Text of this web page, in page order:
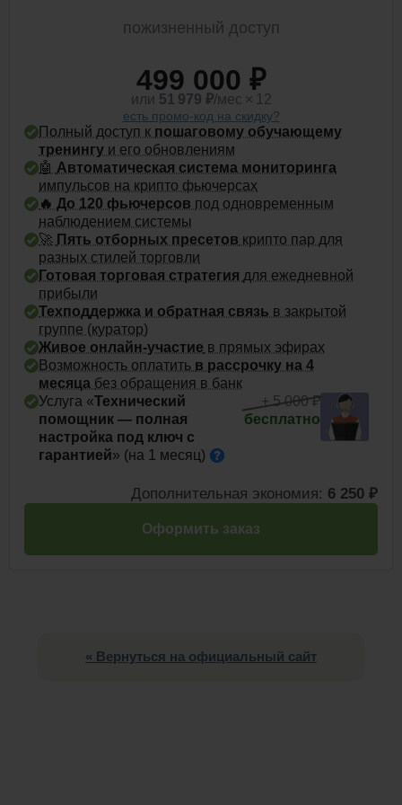
пожизненный доступ
499 000 ₽
или 51 979 ₽/мес × 12
есть промо-код на скидку?
Полный доступ к пошаговому обучающему
тренингу и его обновлениям
🤖 Автоматическая система мониторинга
импульсов на крипто фьючерсах
🔥 До 120 фьючерсов под одновременным
наблюдением системы
🚀 Пять отборных пресетов крипто пар для
разных стилей торговли
Готовая торговая стратегия для ежедневной
прибыли
Техподдержка и обратная связь в закрытой
группе (куратор)
Живое онлайн-участие в прямых эфирах
Возможность оплатить в рассрочку на 4
месяца без обращения в банк
Услуга «Технический
помощник — полная
настройка под ключ с
гарантией» (на 1 месяц)
+ 5 000 ₽
бесплатно
Дополнительная экономия: 6 250 ₽
Оформить заказ
« Вернуться на официальный сайт